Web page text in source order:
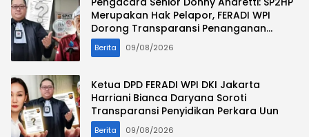
Merupakan Hak Pelapor, FERADI WPI
Dorong Transparansi Penanganan
Perkara Uun / Fam Fuk Tjhong
Berita 09/08/2026
Ketua DPD FERADI WPI DKI Jakarta
Harriani Bianca Daryana Soroti
Transparansi Penyidikan Perkara Uun
Berita 09/08/2026